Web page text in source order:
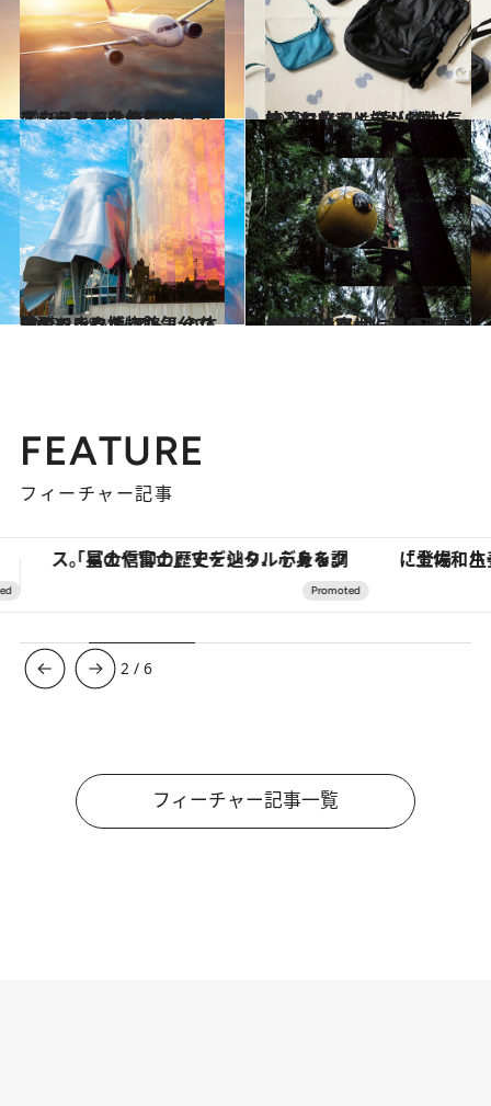
2018.12.27
エコノミーなのにビジネスクラスへ!? 無償アップグレードの条件とは？
旅＆お出かけ 2018.11.19
持っていくと旅が劇的に快適になる！ 達人のお気に入り旅アイテム6選
旅＆お出かけ
2015.10.8
ジミヘンになった気分で陶酔できる シアトルの体験型ロック博物館
旅＆お出かけ 2018.12.2
カナダの密林に潜む球体の正体は？ 世にも不思議な未来派ツリーハウス
旅＆お出かけ
FEATURE
フィーチャー記事
「土佐和ハーブかき氷」がOMO7高知に登場！生姜、山椒、大葉など目にも舌にも涼を呼ぶ郷土の味 【銀座で出合う最旬美容】美髪ケアや上質
3 /6
フィーチャー記事一覧